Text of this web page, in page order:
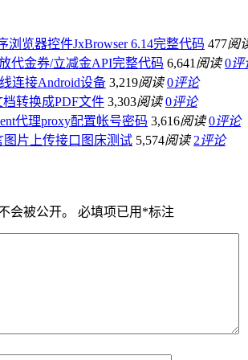
浏览器控件JxBrowser 6.14完整代码 477阅
代金券/立减金API完整代码 6,641 阅读 0评
连接Android设备 3,219阅读 0评论
档转换成PDF文件 3,303阅读 0评论
代理proxy配置帐号密码 3,616阅读 0评论
图片上传接口图床测试 5,574阅读 2评论
会被公开。 必填项已用 *标注